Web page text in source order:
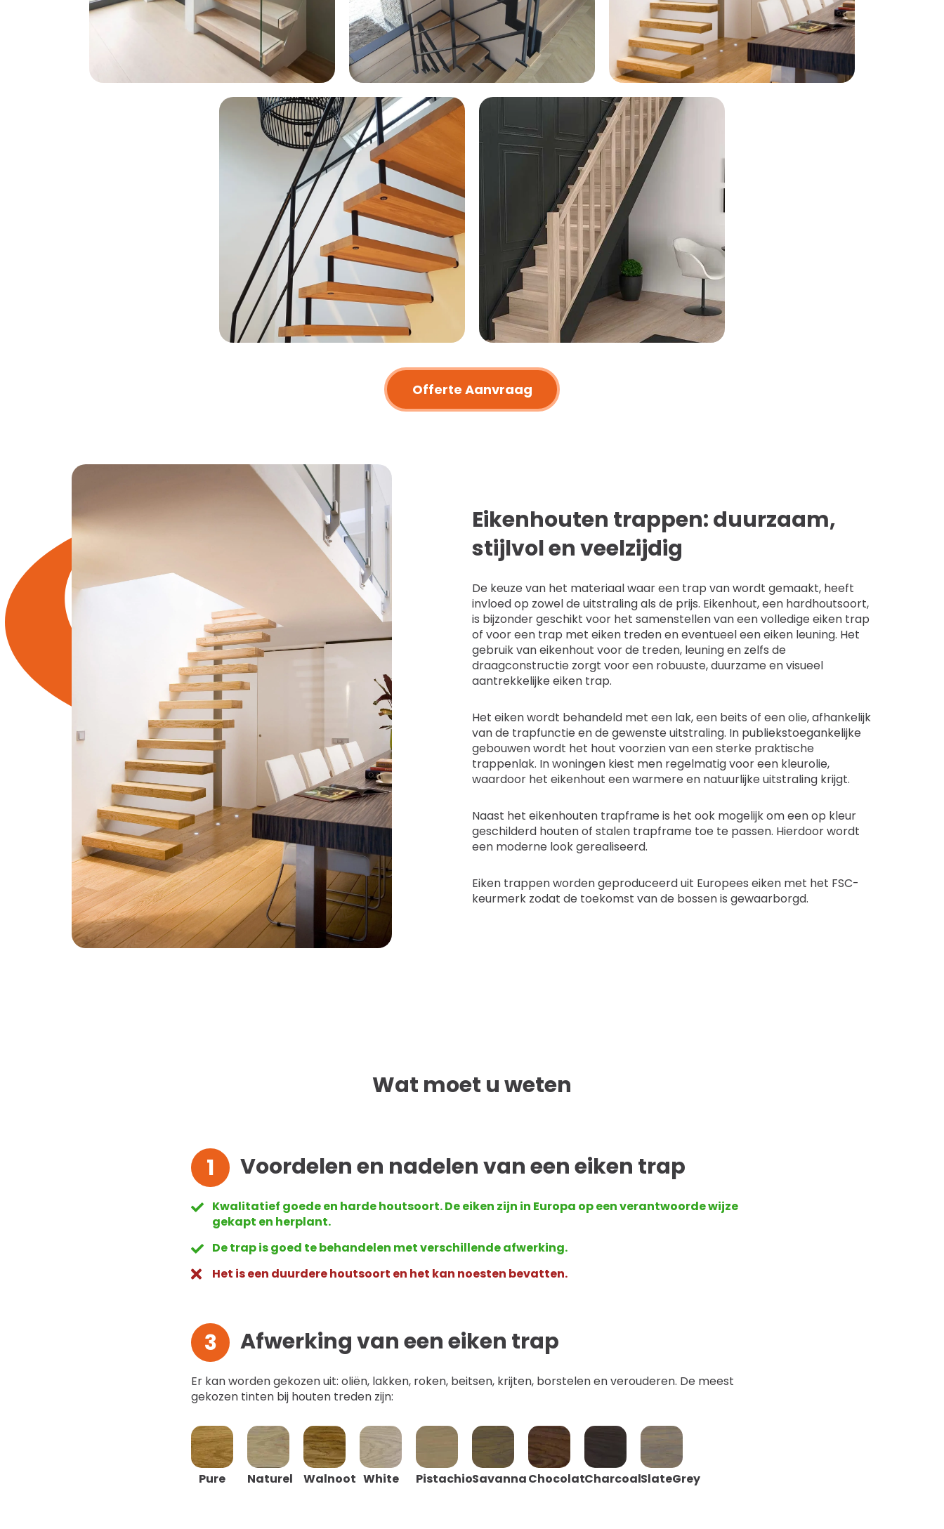
Offerte Aanvraag
Eikenhouten trappen: duurzaam,
stijlvol en veelzijdig
De keuze van het materiaal waar een trap van wordt gemaakt, heeft
invloed op zowel de uitstraling als de prijs. Eikenhout, een hardhoutsoort,
is bijzonder geschikt voor het samenstellen van een volledige eiken trap
of voor een trap met eiken treden en eventueel een eiken leuning. Het
gebruik van eikenhout voor de treden, leuning en zelfs de
draagconstructie zorgt voor een robuuste, duurzame en visueel
aantrekkelijke eiken trap.
Het eiken wordt behandeld met een lak, een beits of een olie, afhankelijk
van de trapfunctie en de gewenste uitstraling. In publiekstoegankelijke
gebouwen wordt het hout voorzien van een sterke praktische
trappenlak. In woningen kiest men regelmatig voor een kleurolie,
waardoor het eikenhout een warmere en natuurlijke uitstraling krijgt.
Naast het eikenhouten trapframe is het ook mogelijk om een op kleur
geschilderd houten of stalen trapframe toe te passen. Hierdoor wordt
een moderne look gerealiseerd.
Eiken trappen worden geproduceerd uit Europees eiken met het FSC-
keurmerk zodat de toekomst van de bossen is gewaarborgd.
Wat moet u weten
1 Voordelen en nadelen van een eiken trap
Kwalitatief goede en harde houtsoort. De eiken zijn in Europa op een verantwoorde wijze
gekapt en herplant.
De trap is goed te behandelen met verschillende afwerking.
Het is een duurdere houtsoort en het kan noesten bevatten.
3 Afwerking van een eiken trap
Er kan worden gekozen uit: oliën, lakken, roken, beitsen, krijten, borstelen en verouderen. De meest
gekozen tinten bij houten treden zijn:
Pure Naturel Walnoot White PistachioSavannaChocolatCharcoalSlateGrey